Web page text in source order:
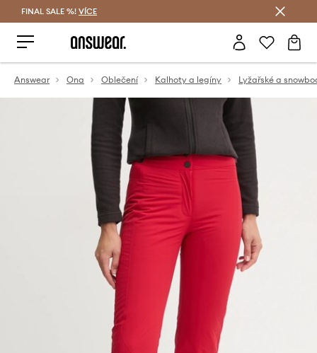
FINAL SALE %! VÍCE
Answear Ona Oblečení Kalhoty a legíny Lyžařské a